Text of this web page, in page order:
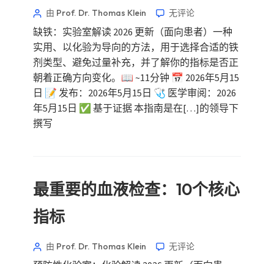
由 Prof. Dr. Thomas Klein 无评论
缺铁：实验室解读 2026 更新（面向患者）一种
实用、以化验为导向的方法，用于选择合适的铁
剂类型、避免过量补充，并了解你的指标是否正
朝着正确方向变化。📖 ~11分钟 📅 2026年5月15
日 📝 发布：2026年5月15日 🩺 医学审阅：2026
年5月15日 ✅ 基于证据 本指南是在[…]的领导下
撰写
最重要的血液检查：10个核心
指标
由 Prof. Dr. Thomas Klein 无评论